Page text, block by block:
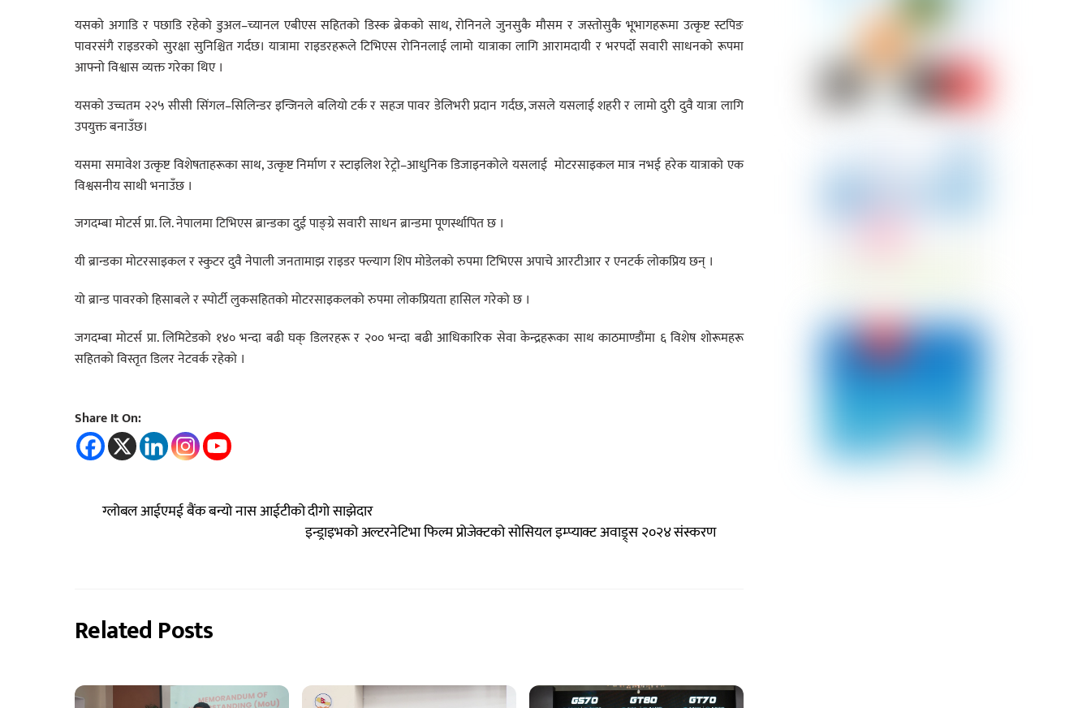
यसको अगाडि र पछाडि रहेको डुअल–च्यानल एबीएस सहितको डिस्क ब्रेकको साथ, रोनिनले जुनसुकै मौसम र जस्तोसुकै भूभागहरूमा उत्कृष्ट स्टपिङ
पावरसंगै राइडरको सुरक्षा सुनिश्चित गर्दछ। यात्रामा राइडरहरूले टिभिएस रोनिनलाई लामो यात्राका लागि आरामदायी र भरपर्दो सवारी साधनको रूपमा
आफ्नो विश्वास व्यक्त गरेका थिए ।
यसको उच्चतम २२५ सीसी सिंगल–सिलिन्डर इन्जिनले बलियो टर्क र सहज पावर डेलिभरी प्रदान गर्दछ, जसले यसलाई शहरी र लामो दुरी दुवै यात्रा लागि
उपयुक्त बनाउँछ।
यसमा समावेश उत्कृष्ट विशेषताहरूका साथ, उत्कृष्ट निर्माण र स्टाइलिश रेट्रो–आधुनिक डिजाइनकोले यसलाई मोटरसाइकल मात्र नभई हरेक यात्राको एक
विश्वसनीय साथी भनाउँछ ।
जगदम्बा मोटर्स प्रा. लि. नेपालमा टिभिएस ब्रान्डका दुई पाङ्ग्रे सवारी साधन ब्रान्डमा पूणर्स्थापित छ ।
यी ब्रान्डका मोटरसाइकल र स्कुटर दुवै नेपाली जनतामाझ राइडर फ्ल्याग शिप मोडेलको रुपमा टिभिएस अपाचे आरटीआर र एनटर्क लोकप्रिय छन् ।
यो ब्रान्ड पावरको हिसाबले र स्पोर्टी लुकसहितको मोटरसाइकलको रुपमा लोकप्रियता हासिल गरेको छ ।
जगदम्बा मोटर्स प्रा. लिमिटेडको १४० भन्दा बढी घक् डिलरहरू र २०० भन्दा बढी आधिकारिक सेवा केन्द्रहरूका साथ काठमाण्डौंमा ६ विशेष शोरूमहरू
सहितको विस्तृत डिलर नेटवर्क रहेको ।
Share It On:
ग्लोबल आईएमई बैंक बन्यो नास आईटीको दीगो साझेदार
इन्ड्राइभको अल्टरनेटिभा फिल्म प्रोजेक्टको सोसियल इम्प्याक्ट अवाड्र्स २०२४ संस्करण
Related Posts